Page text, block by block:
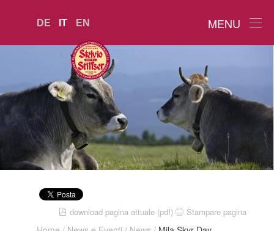
MENU
DE IT EN
download pagina attuale (pdf) Stampare pagina